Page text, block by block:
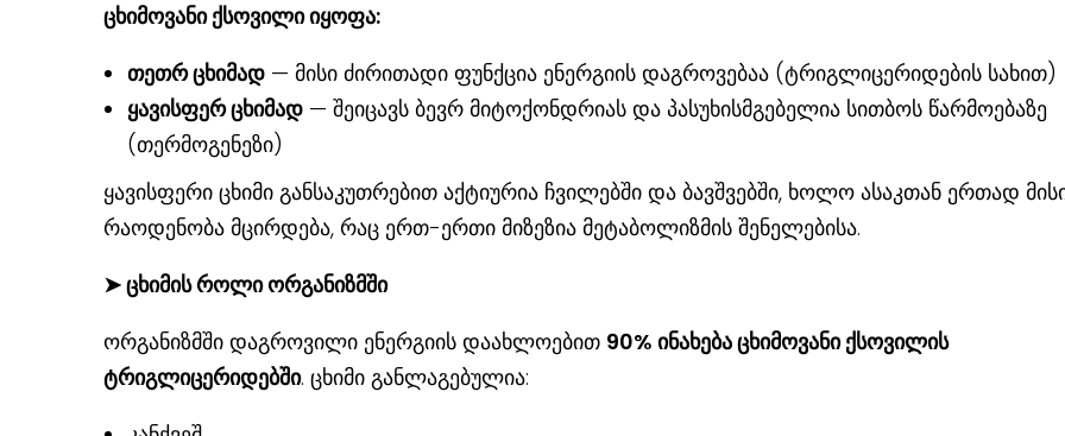
ცხიმოვანი ქსოვილი იყოფა:
თეთრ ცხიმად — მისი ძირითადი ფუნქცია ენერგიის დაგროვებაა (ტრიგლიცერიდების სახით)
ყავისფერ ცხიმად — შეიცავს ბევრ მიტოქონდრიას და პასუხისმგებელია სითბოს წარმოებაზე
(თერმოგენეზი)
ყავისფერი ცხიმი განსაკუთრებით აქტიურია ჩვილებში და ბავშვებში, ხოლო ასაკთან ერთად
რაოდენობა მცირდება, რაც ერთ-ერთი მიზეზია მეტაბოლიზმის შენელებისა.
➤ცხიმის როლი ორგანიზმში
ორგანიზმში დაგროვილი ენერგიის დაახლოებით 90% ინახება ცხიმოვანი ქსოვილის
ტრიგლიცერიდებში. ცხიმი განლაგებულია: